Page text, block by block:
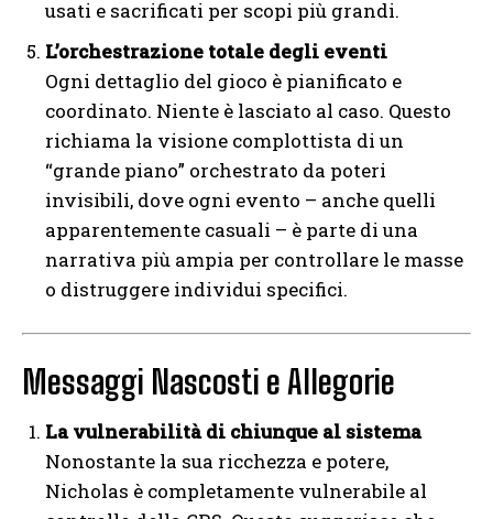
usati e sacrificati per scopi più grandi.
L’orchestrazione totale degli eventi
Ogni dettaglio del gioco è pianificato e
coordinato. Niente è lasciato al caso. Questo
richiama la visione complottista di un
“grande piano” orchestrato da poteri
invisibili, dove ogni evento – anche quelli
apparentemente casuali – è parte di una
narrativa più ampia per controllare le masse
o distruggere individui specifici.
Messaggi Nascosti e Allegorie
La vulnerabilità di chiunque al sistema
Nonostante la sua ricchezza e potere,
Nicholas è completamente vulnerabile al